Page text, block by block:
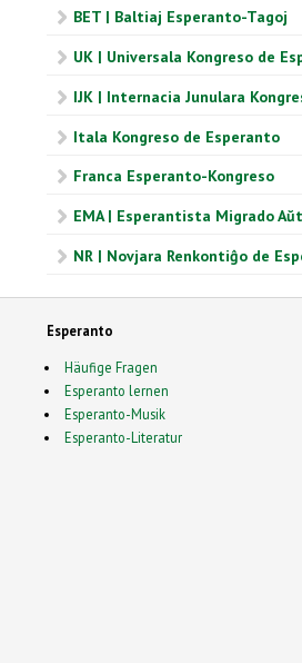
BET | Baltiaj Esperanto-Tagoj
UK | Universala Kongreso de
IJK | Internacia Junulara
Itala Kongreso de Esperanto
Franca Esperanto-Kongreso
EMA | Esperantista Migrado
NR | Novjara Renkontiĝo de
Esperanto
Häufige Fragen
Esperanto lernen
Esperanto-Musik
Esperanto-Literatur